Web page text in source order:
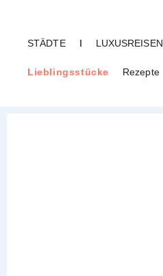
STÄDTE I LUXUSREISEN
Lieblingsstücke Rezepte